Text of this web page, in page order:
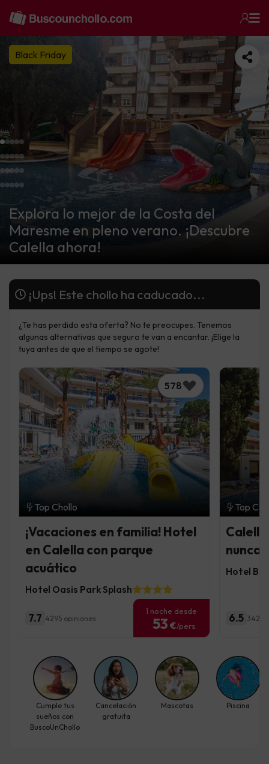
Black Friday
Explora lo mejor de la Costa del
Maresme en pleno verano. ¡Descubre
Calella ahora!
¡Ups! Este chollo ha caducado...
¿Te has perdido esta oferta? No te preocupes. Tenemos
algunas alternativas que seguro te van a encantar. ¡Elige la
tuya antes de que el tiempo se agote!
578
Top Chollo
¡Vacaciones en familia! Hotel
en Calella con parque
acuático
Hotel Oasis Park Splash
7.7 4295 opiniones
1 noche desde
53 €/pers.
Top
nunca
Hotel
6.5 3429
Cumple tus
sueños con
BuscoUnChollo
Cancelación
gratuita
Mascotas Piscina